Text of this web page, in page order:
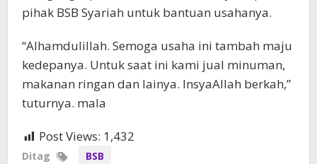
pihak BSB Syariah untuk bantuan usahanya.
“Alhamdulillah. Semoga usaha ini tambah maju
kedepanya. Untuk saat ini kami jual minuman,
makanan ringan dan lainya. InsyaAllah berkah,”
tuturnya. mala
Post Views: 1,432
Ditag BSB